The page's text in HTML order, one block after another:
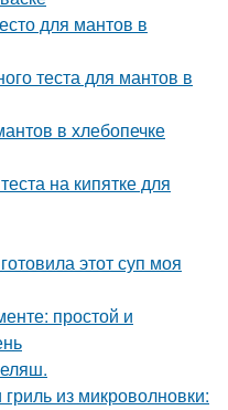
для мантов в
теста для мантов в
в хлебопечке
на кипятке для
этот суп моя
простой и
из микроволновки: